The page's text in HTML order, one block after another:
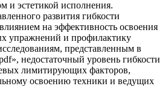
и эстетикой исполнения.
развития гибкости
на эффективность освоения
упражнений и профилактику
представленным в
недостаточный уровень гибкости
лимитирующих факторов,
освоению техники и ведущих